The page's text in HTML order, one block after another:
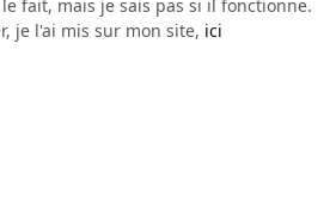
fait, mais je sais pas si il fonctionne.
je l'ai mis sur mon site, ici